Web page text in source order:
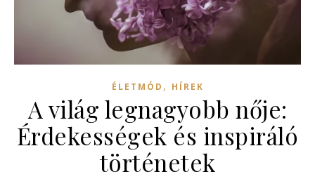
ÉLETMÓD , HÍREK
A világ legnagyobb nője:
Érdekességek és inspiráló
történetek